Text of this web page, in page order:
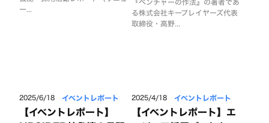
ー...
る株式会社キープレイヤーズ代表
取締役・高野...
2025/6/18 イベントレポート
【イベントレポート】
2025/4/18 イベントレポート
【イベントレポート】エ